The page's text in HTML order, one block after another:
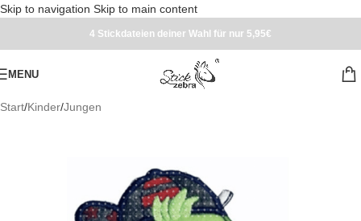
Skip to navigation Skip to main content
4 Stickdateien deiner Wahl für nur 5,95€
MENU
Start/Kinder/Jungen